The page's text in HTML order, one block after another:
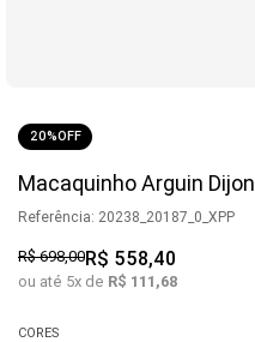
20%OFF
Macaquinho Arguin Dijon
Referência: 20238_20187_0_XPP
R$698,00R$ 558,40
ou até 5x de R$ 111,68
CORES